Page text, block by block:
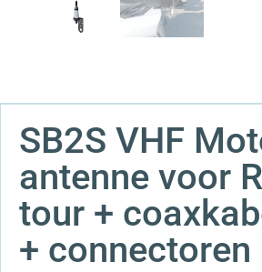
SB2S VHF
antenne voor
tour +
+ connectoren